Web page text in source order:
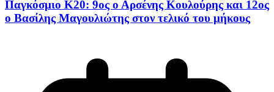
Παγκόσμιο Κ20: 9ος ο Αρσένης Κουλούρης και 12ος
ο Βασίλης Μαγουλιώτης στον τελικό του μήκους